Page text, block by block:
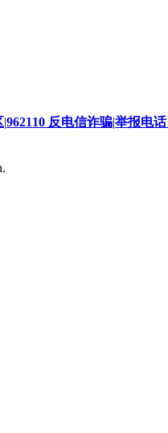
|962110 反电信诈骗|举报电话